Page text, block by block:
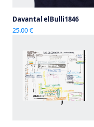
Davantal elBulli1846
25.00 €